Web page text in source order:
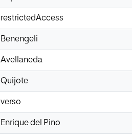
restrictedAccess
Benengeli
Avellaneda
Quijote
verso
Enrique del Pino